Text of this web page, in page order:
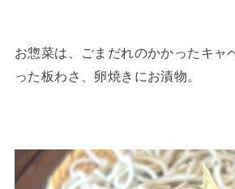
お惣菜は、ごまだれのかかったキャ
った板わさ、卵焼きにお漬物。